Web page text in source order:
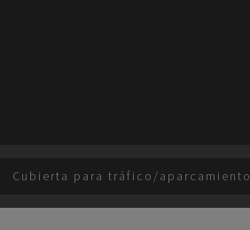
Cubierta para tráfico/aparcamiento